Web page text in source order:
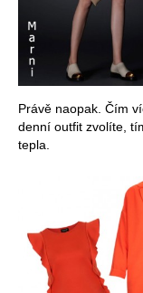
Právě naopak. Čím
denní outfit zvolíte,
tepla.